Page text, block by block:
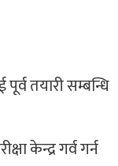
तयारी सम्बन्धि
केन्द्र गर्व गर्न